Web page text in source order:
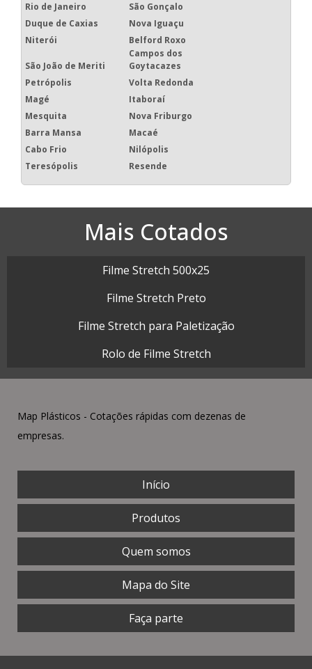
Rio de Janeiro
São Gonçalo
Duque de Caxias
Nova Iguaçu
Niterói
Belford Roxo
São João de Meriti
Campos dos
Goytacazes
Petrópolis
Volta Redonda
Magé
Itaboraí
Mesquita
Nova Friburgo
Barra Mansa
Macaé
Cabo Frio
Nilópolis
Teresópolis
Resende
Mais Cotados
Filme Stretch 500x25
Filme Stretch Preto
Filme Stretch para Paletização
Rolo de Filme Stretch
Map Plásticos - Cotações rápidas com dezenas de
empresas.
Início
Produtos
Quem somos
Mapa do Site
Faça parte